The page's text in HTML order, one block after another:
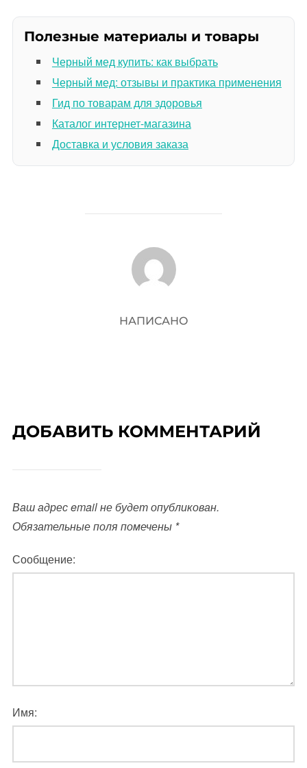
Полезные материалы и товары
Черный мед купить: как выбрать
Черный мед: отзывы и практика применения
Гид по товарам для здоровья
Каталог интернет-магазина
Доставка и условия заказа
АВТОР ЗАПИСИ
НАПИСАНО
ДОБАВИТЬ КОММЕНТАРИЙ
Ваш адрес email не будет опубликован.
Обязательные поля помечены *
Сообщение:
Имя: